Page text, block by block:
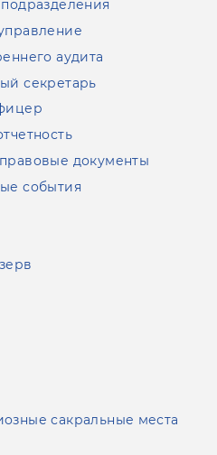
аудита
секретарь
документы
события
сакральные места